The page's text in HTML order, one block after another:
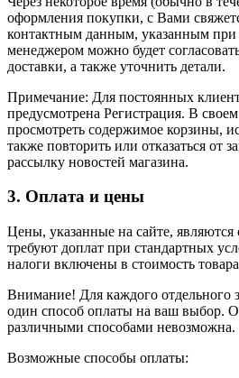
оформления покупки, с Вами
контактным данным, указанным при
менеджером можно будет
доставки, а также уточнить детали.
Примечание: Для постоянных
предусмотрена Регистрация. В
просмотреть содержимое корзины,
также повторить или отказаться от
рассылку новостей магазина.
3. Оплата и цены
Цены, указанные на сайте,
требуют доплат при стандартных
налоги включены в стоимость
Внимание! Для каждого отдельного
один способ оплаты на ваш выбор.
различными способами невозможна.
Возможные способы оплаты: